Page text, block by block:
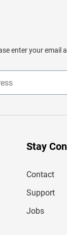
enter your email
n
r
Stay
Contact
Support
Jobs